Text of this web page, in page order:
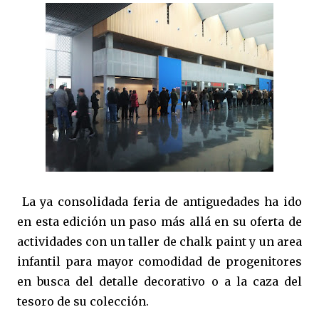
La ya consolidada feria de antiguedades ha ido
en esta edición un paso más allá en su oferta de
actividades con un taller de chalk paint y un area
infantil para mayor comodidad de progenitores
en busca del detalle decorativo o a la caza del
tesoro de su colección.